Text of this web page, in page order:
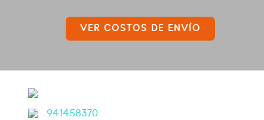
VER COSTOS DE ENVÍO
941458370